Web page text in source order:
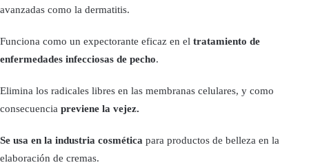
avanzadas como la dermatitis.
Funciona como un expectorante eficaz en el tratamiento de
enfermedades infecciosas de pecho.
Elimina los radicales libres en las membranas celulares, y como
consecuencia previene la vejez.
Se usa en la industria cosmética para productos de belleza en la
elaboración de cremas.